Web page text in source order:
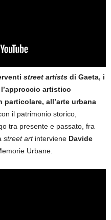
street artists di Gaeta, i
artistico
all’arte urbana
il patrimonio storico,
tra presente e passato, fra
street artinterviene Davide
Urbane.